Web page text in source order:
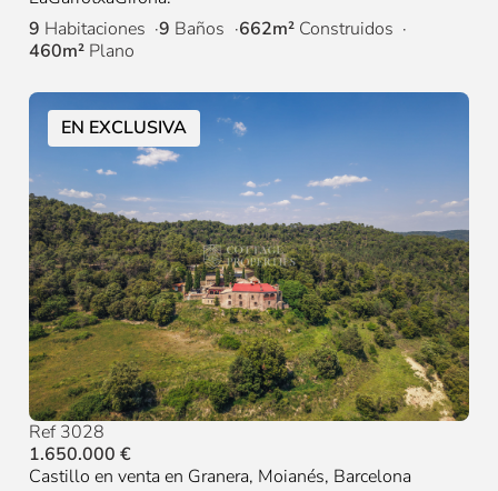
9 Habitaciones 9 Baños 662m² Construidos
460m² Plano
EN EXCLUSIVA
Ref 3028
1.650.000 €
Castillo en venta en Granera, Moianés, Barcelona